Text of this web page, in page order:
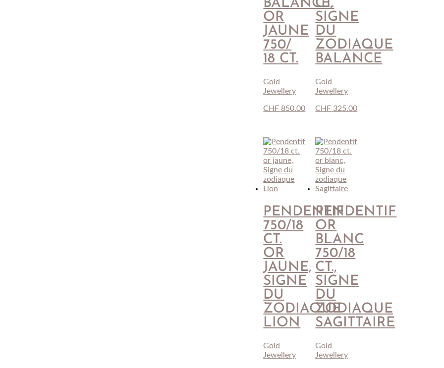
BALANCE,
OR
JAUNE
750/
18 CT.
Gold
Jewellery
CHF 850.00
CT.
SIGNE
DU
ZODIAQUE
BALANCE
Gold
Jewellery
CHF 325.00
PENDENTIF
750/18
CT.
OR
JAUNE,
SIGNE
DU
ZODIAQUE
LION
Gold
Jewellery
PENDENTIF
OR
BLANC
750/18
CT.,
SIGNE
DU
ZODIAQUE
SAGITTAIRE
Gold
Jewellery